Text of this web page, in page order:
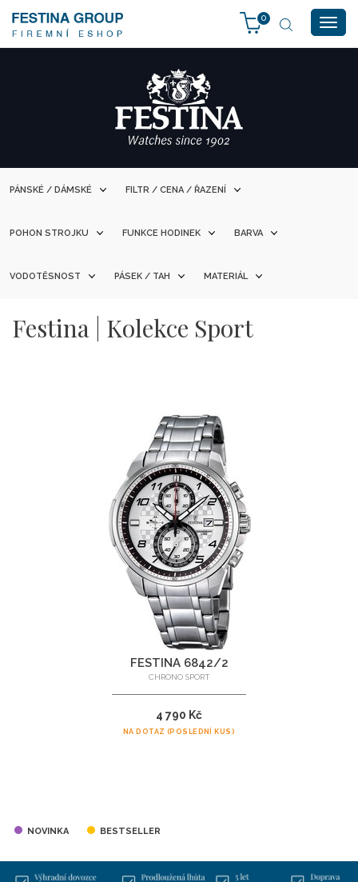
0
PÁNSKÉ / DÁMSKÉ FILTR / CENA / ŘAZENÍ
POHON STROJKU FUNKCE HODINEK BARVA
VODOTĚSNOST PÁSEK / TAH MATERIÁL
Festina | Kolekce Sport
FESTINA 6842/2
CHRONO SPORT
4 790 Kč
NA DOTAZ (POSLEDNÍ KUS)
NOVINKA BESTSELLER